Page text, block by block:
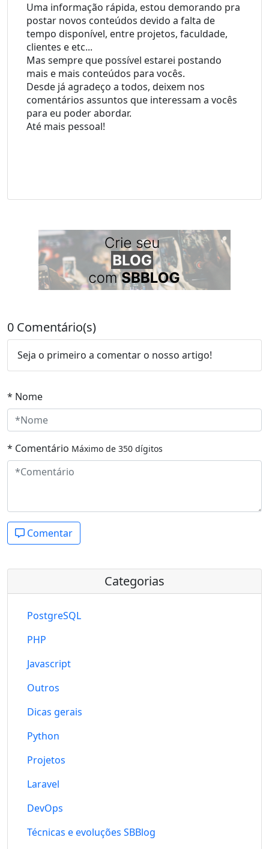
Uma informação rápida, estou demorando pra
postar novos conteúdos devido a falta de
tempo disponível, entre projetos, faculdade,
clientes e etc...
Mas sempre que possível estarei postando
mais e mais conteúdos para vocês.
Desde já agradeço a todos, deixem nos
comentários assuntos que interessam a vocês
para eu poder abordar.
Até mais pessoal!
0 Comentário(s)
Seja o primeiro a comentar o nosso artigo!
* Nome
* Comentário Máximo de 350 dígitos
Comentar
Categorias
PostgreSQL
PHP
Javascript
Outros
Dicas gerais
Python
Projetos
Laravel
DevOps
Técnicas e evoluções SBBlog